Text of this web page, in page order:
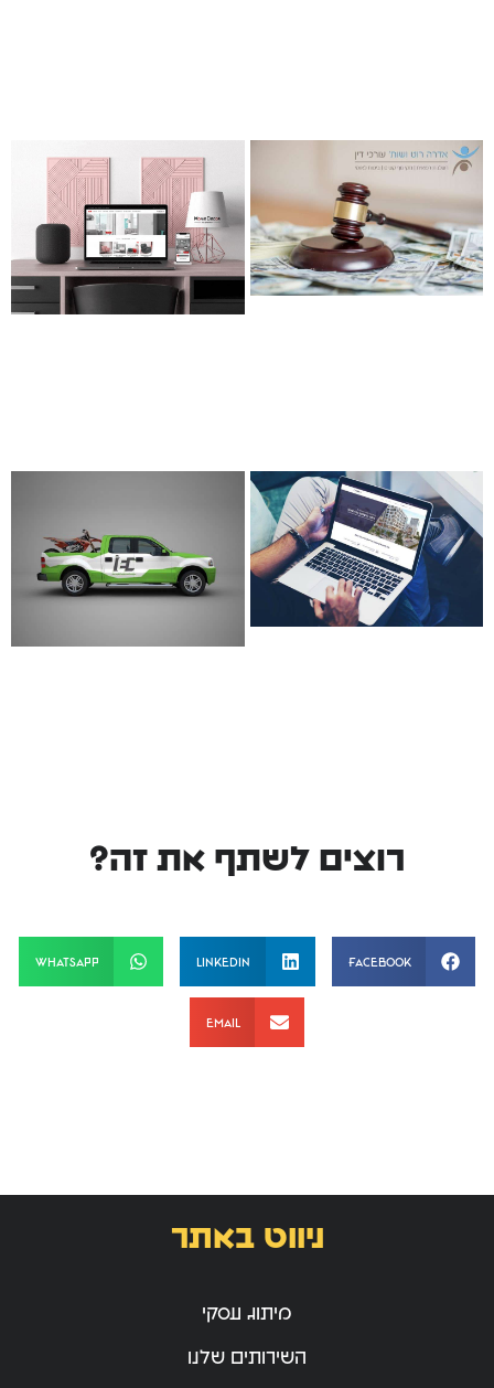
רוצים לשתף את זה?
Facebook
LinkedIn
WhatsApp
Email
ניווט באתר
מיתוג עסקי
השירותים שלנו